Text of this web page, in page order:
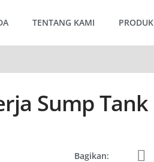
TENTANG KAMI PRODUK
Sump Tank
Bagikan: